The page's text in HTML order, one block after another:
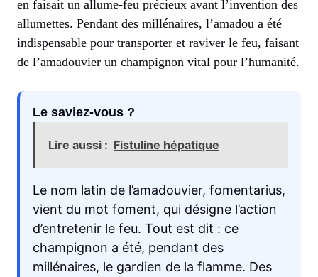
en faisait un allume-feu précieux avant l’invention des
allumettes. Pendant des millénaires, l’amadou a été
indispensable pour transporter et raviver le feu, faisant
de l’amadouvier un champignon vital pour l’humanité.
Le saviez-vous ?
Lire aussi : Fistuline hépatique
Le nom latin de l’amadouvier, fomentarius,
vient du mot foment, qui désigne l’action
d’entretenir le feu. Tout est dit : ce
champignon a été, pendant des
millénaires, le gardien de la flamme. Des